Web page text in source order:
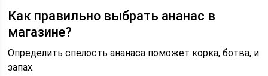
Как правильно выбрать ананас в
магазине?
Определить спелость ананаса поможет корка, ботва, и
запах.